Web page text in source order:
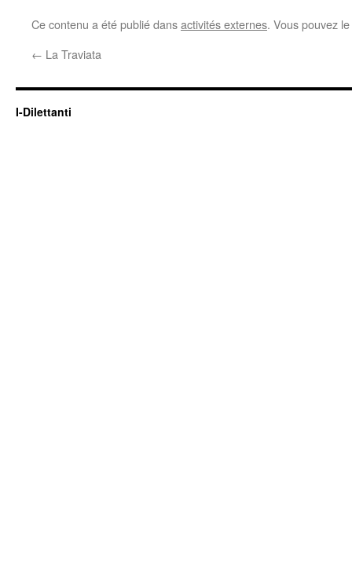
Ce contenu a été publié dansactivités externes. Vous pouvez
← La Traviata
I-Dilettanti